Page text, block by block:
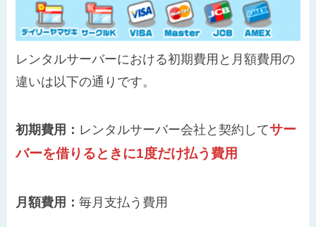
レンタルサーバーにおける初期費用と月額費用の
違いは以下の通りです。
初期費用： レンタルサーバー会社と契約してサー
バーを借りるときに1度だけ払う費用
月額費用：毎月支払う費用